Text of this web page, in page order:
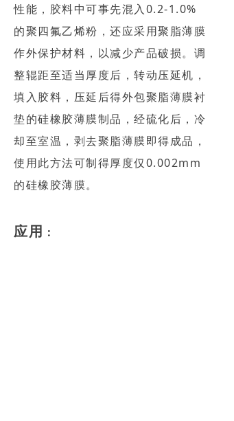
性能，胶料中可事先混入0.2-1.0%
的聚四氟乙烯粉，还应采用聚脂薄膜
作外保护材料，以减少产品破损。调
整辊距至适当厚度后，转动压延机，
填入胶料，压延后得外包聚脂薄膜衬
垫的硅橡胶薄膜制品，经硫化后，冷
却至室温，剥去聚脂薄膜即得成品，
使用此方法可制得厚度仅0.002mm
的硅橡胶薄膜。
应用 ：